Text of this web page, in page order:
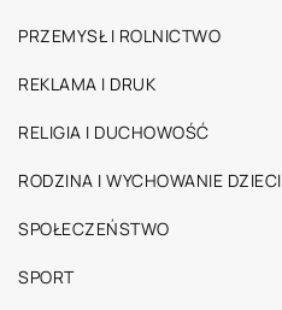
PRZEMYSŁ I ROLNICTWO
REKLAMA I DRUK
RELIGIA I DUCHOWOŚĆ
RODZINA I WYCHOWANIE DZIECI
SPOŁECZEŃSTWO
SPORT